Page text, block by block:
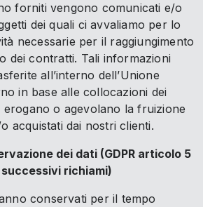
forniti vengono comunicati e/o
dei quali ci avvaliamo per lo
necessarie per il raggiungimento
dei contratti. Tali informazioni
all’interno dell’Unione
in base alle collocazioni dei
o agevolano la fruizione
acquistati dai nostri clienti.
dei dati (GDPR articolo 5
richiami)
conservati per il tempo